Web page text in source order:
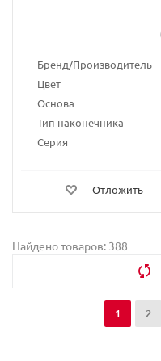
Бренд/Производитель
Цвет
Основа
Тип наконечника
Серия
Отложить
Найдено товаров: 388
1 2